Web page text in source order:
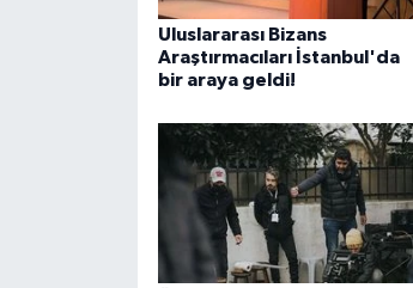
Uluslararası Bizans
Araştırmacıları İstanbul'da
bir araya geldi!